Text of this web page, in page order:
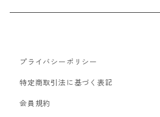
ワックスペーパー
デコパージュ用品
食べ物・フルーツ・野菜・ドリンク柄
食器・カトラリー柄
カクテルサイズ
ランチサイズ
カクテルサイズ
ドイツ製 ti-flair/ティーフレア
ランチサイズ
ドイツ製 PAW/パウ
デコパージュはさみ
3Dデコパージュ
トレイ
ポスター・カレンダー
北欧雑貨
デコパージュ用品
プライバシーポリシー
特定商取引法に基づく表記
会員規約